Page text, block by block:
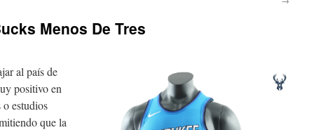
Menos De Tres
al país de
positivo en
o estudios
que la